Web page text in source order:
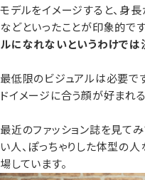
モデルをイメージすると、身長
などといったことが印象的です
ルになれないというわけでは
最低限のビジュアルは必要で
ドイメージに合う顔が好まれ
最近のファッション誌を見て
い人、ぽっちゃりした体型の
場しています。